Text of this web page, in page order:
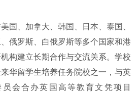
国、加拿大、韩国、日本、泰国、
俄罗斯、白俄罗斯等多个国家和港
构建立长期合作与交流关系。学校
华留学生培养任务院校之一，与英
会合办英国高等教育文凭项目